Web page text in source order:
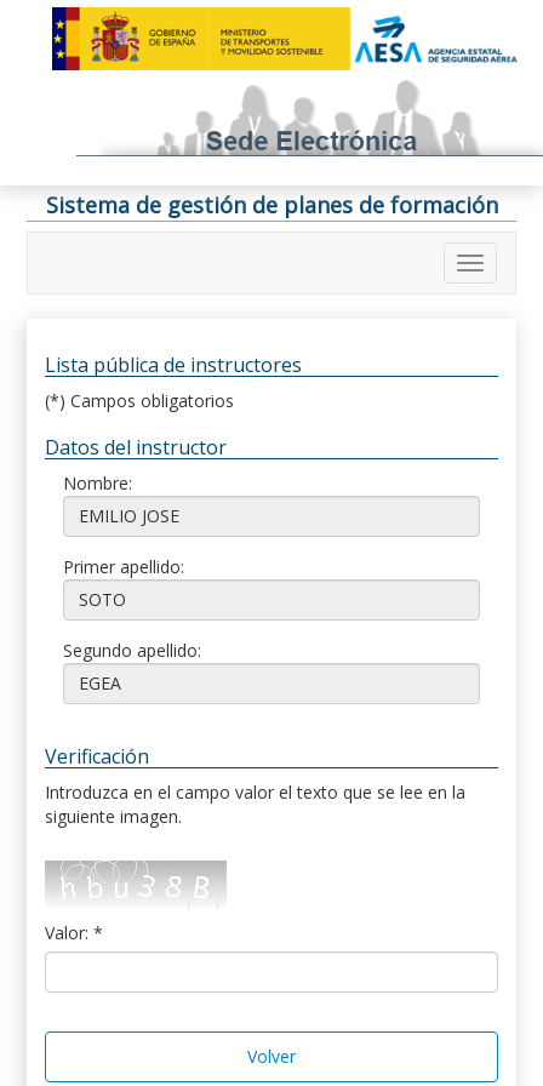
Sistema de gestión de planes de formación
Lista pública de instructores
(*) Campos obligatorios
Datos del instructor
Nombre:
Primer apellido:
Segundo apellido:
Verificación
Introduzca en el campo valor el texto que se lee en la
siguiente imagen.
Valor: *
Volver